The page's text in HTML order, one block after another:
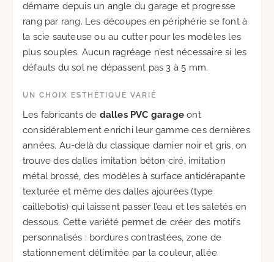
démarre depuis un angle du garage et progresse
rang par rang. Les découpes en périphérie se font à
la scie sauteuse ou au cutter pour les modèles les
plus souples. Aucun ragréage n’est nécessaire si les
défauts du sol ne dépassent pas 3 à 5 mm.
UN CHOIX ESTHÉTIQUE VARIÉ
Les fabricants de dalles PVC garage ont
considérablement enrichi leur gamme ces dernières
années. Au-delà du classique damier noir et gris, on
trouve des dalles imitation béton ciré, imitation
métal brossé, des modèles à surface antidérapante
texturée et même des dalles ajourées (type
caillebotis) qui laissent passer l’eau et les saletés en
dessous. Cette variété permet de créer des motifs
personnalisés : bordures contrastées, zone de
stationnement délimitée par la couleur, allée